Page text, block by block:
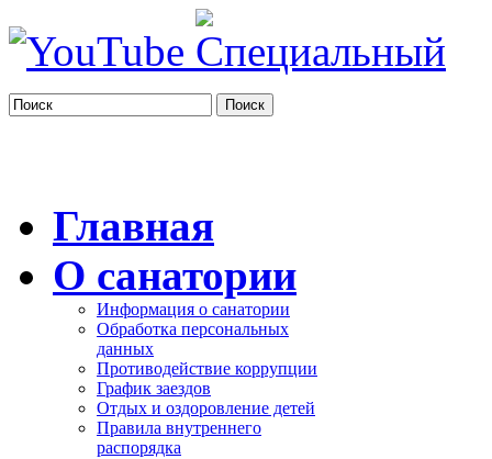
Поиск
Главная
О санатории
Информация о санатории
Обработка персональных
данных
Противодействие коррупции
График заездов
Отдых и оздоровление детей
Правила внутреннего
распорядка